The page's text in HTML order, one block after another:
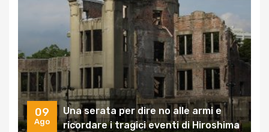
09
Ago
Una serata per dire no alle armi e
ricordare i tragici eventi di Hiroshima